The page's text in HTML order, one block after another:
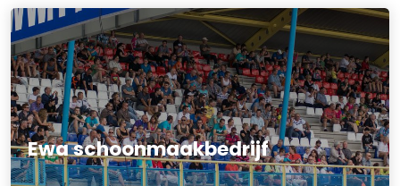
Ewa schoonmaakbedrijf